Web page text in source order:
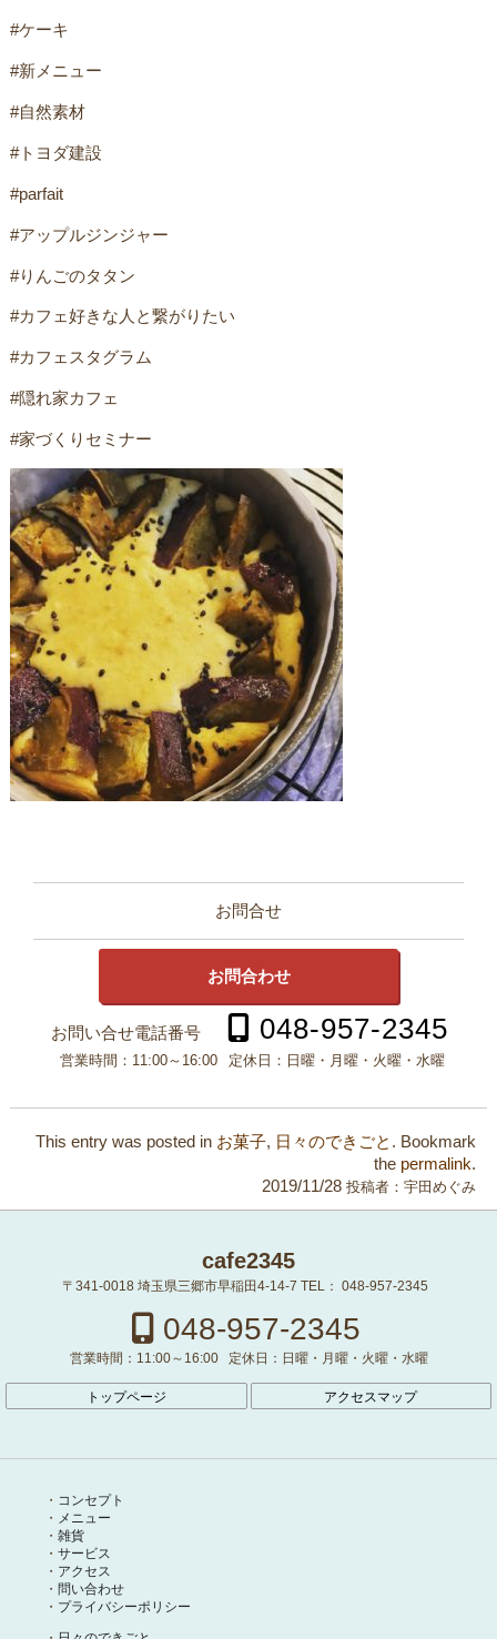
#ケーキ
#新メニュー
#自然素材
#トヨダ建設
#parfait
#アップルジンジャー
#りんごのタタン
#カフェ好きな人と繋がりたい
#カフェスタグラム
#隠れ家カフェ
#家づくりセミナーㅤ
お問合せ
お問合わせ
お問い合せ電話番号 048-957-2345
営業時間： 11:00～16:00 定休日： 日曜・月曜・火曜・水曜
This entry was posted in お菓子, 日々のできごと . Bookmark
the permalink.
2019/11/28 投稿者：宇田めぐみ
cafe2345
〒341-0018 埼玉県三郷市早稲田4-14-7 TEL： 048-957-2345
048-957-2345
営業時間： 11:00～16:00 定休日： 日曜・月曜・火曜・水曜
トップページ アクセスマップ
コンセプト
メニュー
雑貨
サービス
アクセス
問い合わせ
プライバシーポリシー